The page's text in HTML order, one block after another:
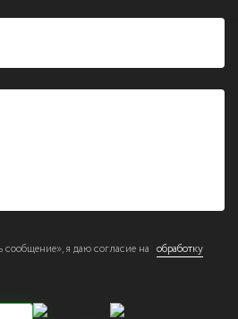
я даю согласие на обработку